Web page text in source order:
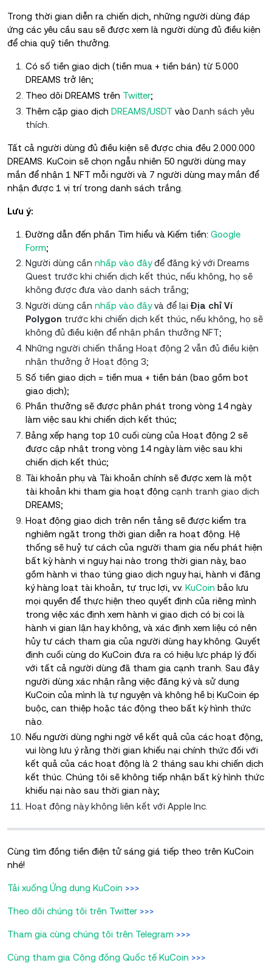
Trong thời gian diễn ra chiến dịch, những người dùng đáp
ứng các yêu cầu sau sẽ được xem là người dùng đủ điều kiện
để chia quỹ tiền thưởng.
Có số tiền giao dịch (tiền mua + tiền bán) từ 5.000
DREAMS trở lên;
Theo dõi DREAMS trên Twitter;
Thêm cặp giao dịch DREAMS/USDT vào Danh sách yêu
thích.
Tất cả người dùng đủ điều kiện sẽ được chia đều 2.000.000
DREAMS. KuCoin sẽ chọn ngẫu nhiên 50 người dùng may
mắn để nhận 1 NFT mỗi người và 7 người dùng may mắn để
nhận được 1 vị trí trong danh sách trắng.
Lưu ý:
Đường dẫn đến phần Tìm hiểu và Kiếm tiền: Google
Form;
Người dùng cần nhấp vào đâyđể đăng ký với Dreams
Quest trước khi chiến dịch kết thúc, nếu không, họ sẽ
không được đưa vào danh sách trắng;
Người dùng cần nhấp vào đâyvà để lạiĐịa chỉ Ví
Polygon trước khi chiến dịch kết thúc, nếu không, họ sẽ
không đủ điều kiện để nhận phần thưởng NFT;
Những người chiến thắng Hoạt động 2 vẫn đủ điều kiện
nhận thưởng ở Hoạt động 3;
Số tiền giao dịch = tiền mua + tiền bán (bao gồm bot
giao dịch);
Phần thưởng sẽ được phân phát trong vòng 14 ngày
làm việc sau khi chiến dịch kết thúc;
Bảng xếp hạng top 10 cuối cùng của Hoạt động 2 sẽ
được cập nhật trong vòng 14 ngày làm việc sau khi
chiến dịch kết thúc;
Tài khoản phụ và Tài khoản chính sẽ được xem là một
tài khoản khi tham gia hoạt động cạnh tranh giao dịch
DREAMS;
Hoạt động giao dịch trên nền tảng sẽ được kiểm tra
nghiêm ngặt trong thời gian diễn ra hoạt động. Hệ
thống sẽ huỷ tư cách của người tham gia nếu phát hiện
bất kỳ hành vi nguy hại nào trong thời gian này, bao
gồm hành vi thao túng giao dịch nguy hại, hành vi đăng
ký hàng loạt tài khoản, tự trục lợi, v.v. KuCoin bảo lưu
mọi quyền để thực hiện theo quyết định của riêng mình
trong việc xác định xem hành vi giao dịch có bị coi là
hành vi gian lận hay không, và xác định xem liệu có nên
hủy tư cách tham gia của người dùng hay không. Quyết
định cuối cùng do KuCoin đưa ra có hiệu lực pháp lý đối
với tất cả người dùng đã tham gia cạnh tranh. Sau đây
người dùng xác nhận rằng việc đăng ký và sử dụng
KuCoin của mình là tự nguyện và không hề bị KuCoin ép
buộc, can thiệp hoặc tác động theo bất kỳ hình thức
nào.
Nếu người dùng nghi ngờ về kết quả của các hoạt động,
vui lòng lưu ý rằng thời gian khiếu nại chính thức đối với
kết quả của các hoạt động là 2 tháng sau khi chiến dịch
kết thúc Chúng tôi sẽ không tiếp nhận bất kỳ hình thức
khiếu nại nào sau thời gian này;
Hoạt động này không liên kết với Apple Inc.
Cùng tìm đồng tiền điện tử sáng giá tiếp theo trên KuCoin
nhé!
Tải xuống Ứng dụng KuCoin >>>
Theo dõi chúng tôi trên Twitter >>>
Tham gia cùng chúng tôi trên Telegram >>>
Cùng tham gia Cộng đồng Quốc tế KuCoin >>>